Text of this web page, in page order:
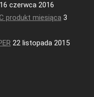
16 czerwca 2016
produkt miesiąca 3
22 listopada 2015